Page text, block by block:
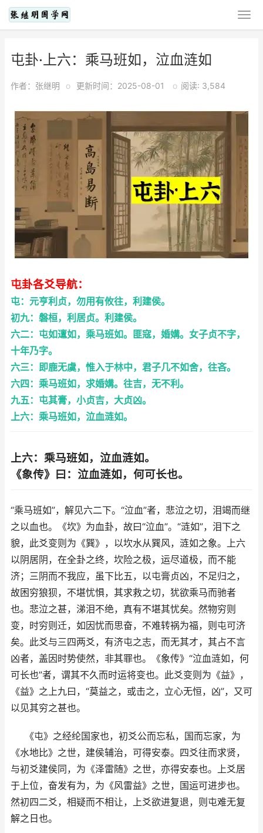
屯卦·上六：乘马班如，泣血涟如
作者：张继明 o 更新时间：2025-08-01 o 阅读: 3,584
屯卦各爻导航：
屯：元亨利贞，勿用有攸往，利建侯。
初九：磐桓，利居贞。利建侯。
六二：屯如邅如，乘马班如。匪寇，婚媾。女子贞不字，
十年乃字。
六三：即鹿无虞，惟入于林中，君子几不如舍，往吝。
六四：乘马班如，求婚媾。往吉，无不利。
九五：屯其膏，小贞吉，大贞凶。
上六：乘马班如，泣血涟如。
上六：乘马班如，泣血涟如。
《象传》曰：泣血涟如，何可长也。
“乘马班如”，解见六二下。“泣血”者，悲泣之切，泪竭而继
之以血也。《坎》为血卦，故曰“泣血”。“涟如”，泪下之
貌，此爻变则为《巽》，以坎水从巽风，涟如之象。上六
以阴居阴，在全卦之终，坎险之极，运尽道极，而不能
济；三阴而不我应，虽下比五，以屯膏贞凶，不足归之，
故困穷狼狈，不堪忧惧，其求救之切，犹欲乘马而驰者
也。悲泣之甚，涕泪不绝，真有不堪其忧矣。然物穷则
变，时穷则迁，如因忧而思奋，不难转祸为福，则屯可济
矣。此爻与三四两爻，有济屯之志，而无其才，其占不言
凶者，盖因时势使然，非其罪也。《象传》“泣血涟如，何
可长也”者，谓其不久而时运将变也。此爻变则为《益》，
《益》之上九曰，“莫益之，或击之，立心无恒，凶”，又可
以见其穷之甚也。
《屯》之经纶国家也，初爻公而忘私，国而忘家，为
《水地比》之世，建侯辅治，可得安泰。四爻往而求贤，
与初爻建侯同，为《泽雷随》之世，亦得安泰也。上爻居
于上位，奋发有为，为《风雷益》之世，国运可进步也。
然初四二爻，相疑而不相让，上爻欲进复退，则屯难无复
解之日也。